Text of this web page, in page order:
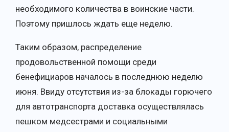
необходимого количества в воинские части.
Поэтому пришлось ждать еще неделю.
Таким образом, распределение
продовольственной помощи среди
бенефициаров началось в последнюю неделю
июня. Ввиду отсутствия из-за блокады горючего
для автотранспорта доставка осуществлялась
пешком медсестрами и социальными